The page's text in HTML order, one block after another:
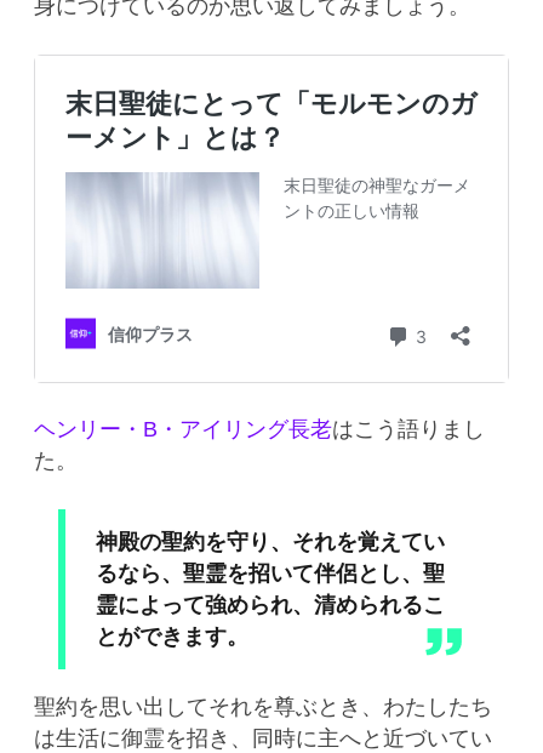
身につけているのか思い返してみましょう。
ヘンリー・B・アイリング長老はこう語りまし
た。
神殿の聖約を守り、それを覚えてい
るなら、聖霊を招いて伴侶とし、聖
霊によって強められ、清められるこ
とができます。
聖約を思い出してそれを尊ぶとき、わたしたち
は生活に御霊を招き、同時に主へと近づいてい